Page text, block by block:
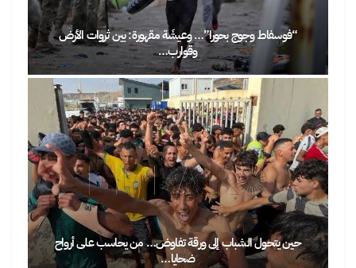
“فوسفاط وجوج بحورا”… وعيشَة مقهورة: بين ثروات الأرض
وقوارب…
حين يتحول الشباب إلى ورقة تفاوض… من يحاسب على أرواح
ضحايا…